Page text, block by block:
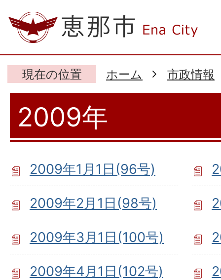
現在の位置 ホーム 市政情報
2009年
2009年1月1日(96号)
2009年2月1日(98号)
2009年3月1日(100号)
2009年4月1日(102号)